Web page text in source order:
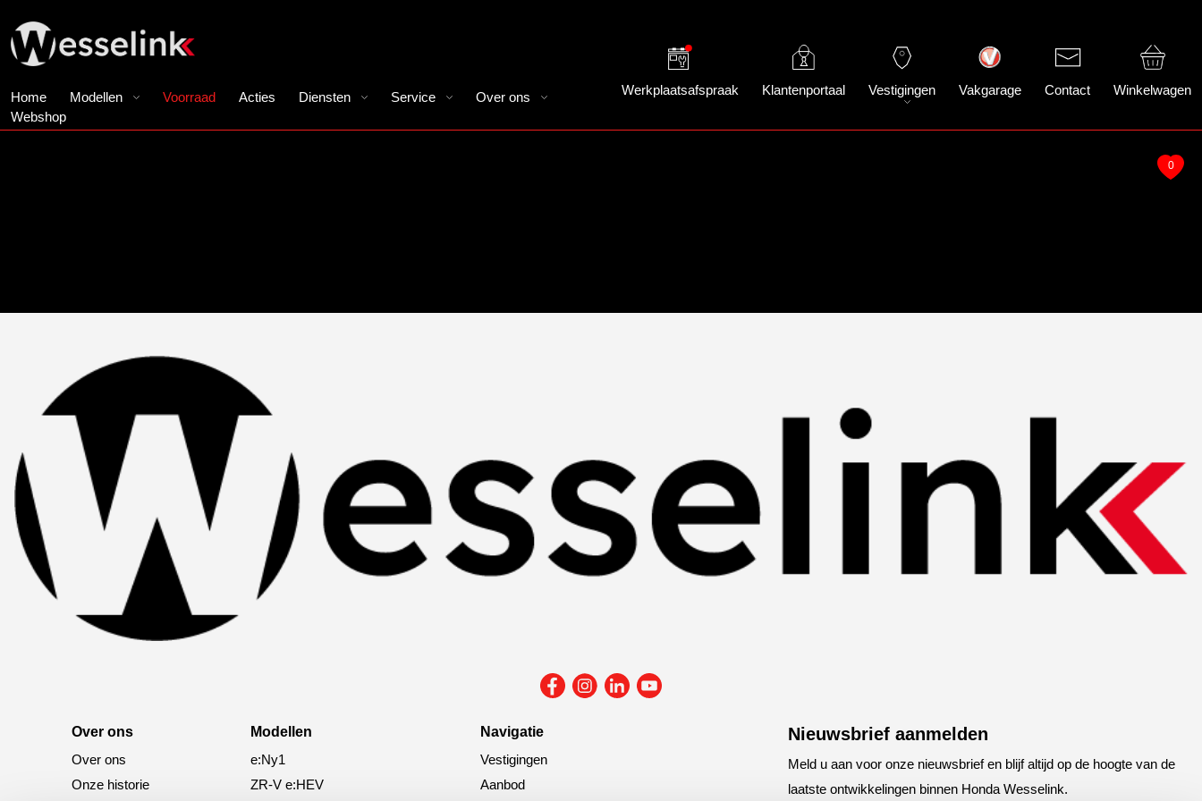
Home Modellen Voorraad Acties Diensten Service
Over ons
Webshop
Werkplaatsafspraak Klantenportaal Vestigingen Vakgarage Contact Winkelwagen
0
Over ons
Over ons
Onze historie
Modellen
e:Ny1
ZR-V e:HEV
Navigatie
Vestigingen
Aanbod
Nieuwsbrief aanmelden
Meld u aan voor onze nieuwsbrief en blijf altijd op de hoogte van de
laatste ontwikkelingen binnen Honda Wesselink.